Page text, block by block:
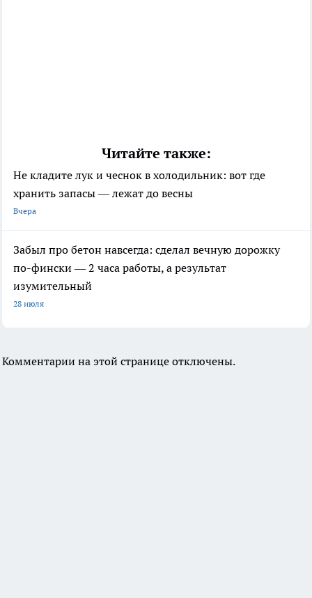
Читайте также:
Не кладите лук и чеснок в холодильник: вот где
хранить запасы — лежат до весны
Вчера
Забыл про бетон навсегда: сделал вечную дорожку
по-фински — 2 часа работы, а результат
изумительный
28 июля
Комментарии на этой странице отключены.